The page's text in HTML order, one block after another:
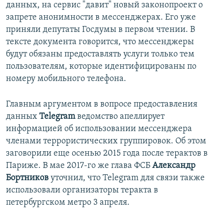
данных, на сервис "давит" новый законопроект о
запрете анонимности в мессенджерах. Его уже
приняли депутаты Госдумы в первом чтении. В
тексте документа говорится, что мессенджеры
будут обязаны предоставлять услуги только тем
пользователям, которые идентифицированы по
номеру мобильного телефона.
Главным аргументом в вопросе предоставления
данных Telegramведомство апеллирует
информацией об использовании мессенджера
членами террористических группировок. Об этом
заговорили еще осенью 2015 года после терактов в
Париже. В мае 2017-го же глава ФСБ Александр
Бортников уточнил, что Telegram для связи также
использовали организаторы теракта в
петербургском метро 3 апреля.